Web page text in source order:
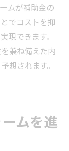
ムが補助金の
でコストを抑
現できます。
兼ね備えた内
想されます。
ムを進